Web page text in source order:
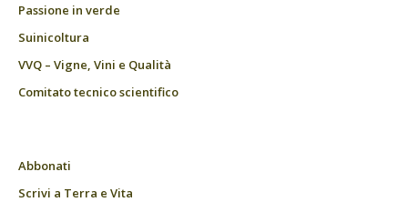
Passione in verde
Suinicoltura
VVQ – Vigne, Vini e Qualità
Comitato tecnico scientifico
Abbonati
Scrivi a Terra e Vita